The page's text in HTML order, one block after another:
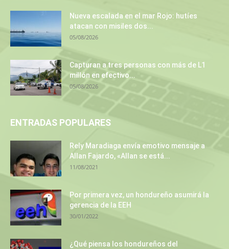
Nueva escalada en el mar Rojo: hutíes
atacan con misiles dos...
05/08/2026
Capturan a tres personas con más de L1
millón en efectivo...
05/08/2026
ENTRADAS POPULARES
Rely Maradiaga envía emotivo mensaje a
Allan Fajardo, «Allan se está...
11/08/2021
Por primera vez, un hondureño asumirá la
gerencia de la EEH
30/01/2022
¿Qué piensa los hondureños del